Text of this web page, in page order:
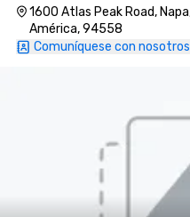
1600 Atlas Peak Road,
América, 94558
Comuníquese con nosotros